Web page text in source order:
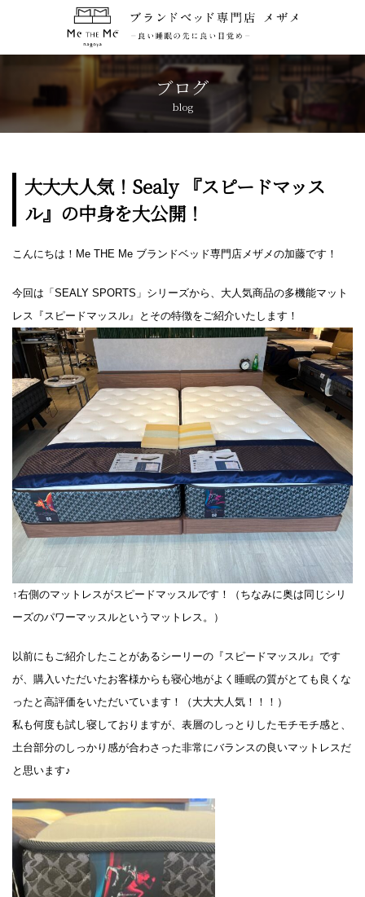
ブログ
blog
大大大人気！Sealy 『スピードマッス
ル』の中身を大公開！
こんにちは！Me THE Me ブランドベッド専門店メザメの加藤です！
今回は「SEALY SPORTS」シリーズから、大人気商品の多機能マット
レス『スピードマッスル』とその特徴をご紹介いたします！
↑右側のマットレスがスピードマッスルです！（ちなみに奥は同じシリ
ーズのパワーマッスルというマットレス。）
以前にもご紹介したことがあるシーリーの『スピードマッスル』です
が、購入いただいたお客様からも寝心地がよく睡眠の質がとても良くな
ったと高評価をいただいています！（大大大人気！！！）
私も何度も試し寝しておりますが、表層のしっとりしたモチモチ感と、
土台部分のしっかり感が合わさった非常にバランスの良いマットレスだ
と思います♪
トップページ TOP
CONCEPT
アクセス
ブログ BLOG
おしらせ NEWS